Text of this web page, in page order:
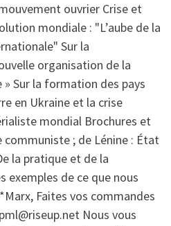
ouvrier Crise et
mondiale : "L’aube de la
Sur la
organisation de la
Sur la formation des pays
en Ukraine et la crise
mondial Brochures et
; de Lénine : État
la pratique et de la
exemples de ce que nous
Faites vos commandes
Nous vous